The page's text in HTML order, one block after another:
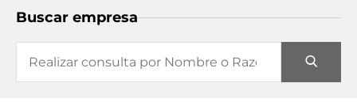
Buscar empresa